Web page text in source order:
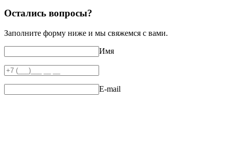
Остались вопросы?
Заполните форму ниже и мы свяжемся с вами.
Имя
E-mail